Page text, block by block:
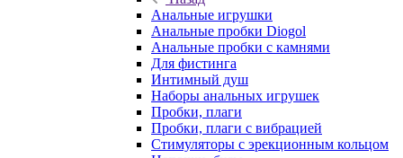
Анальные игрушки
Анальные пробки Diogol
Анальные пробки с камнями
Для фистинга
Интимный душ
Наборы анальных игрушек
Пробки, плаги
Пробки, плаги с вибрацией
Стимуляторы с эрекционным кольцом